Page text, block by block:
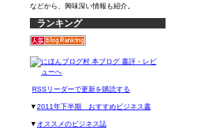
などから、興味深い情報も紹介。
ランキング
RSSリーダーで更新を購読する
▼2011年下半期 おすすめビジネス書
▼ オススメのビジネス誌